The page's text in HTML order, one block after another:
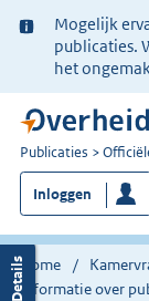
Ter
informatie:
Mogelijk
publicaties.
het
U
bent
nu
hier:
Publicaties
Inloggen
Home
Informatie over